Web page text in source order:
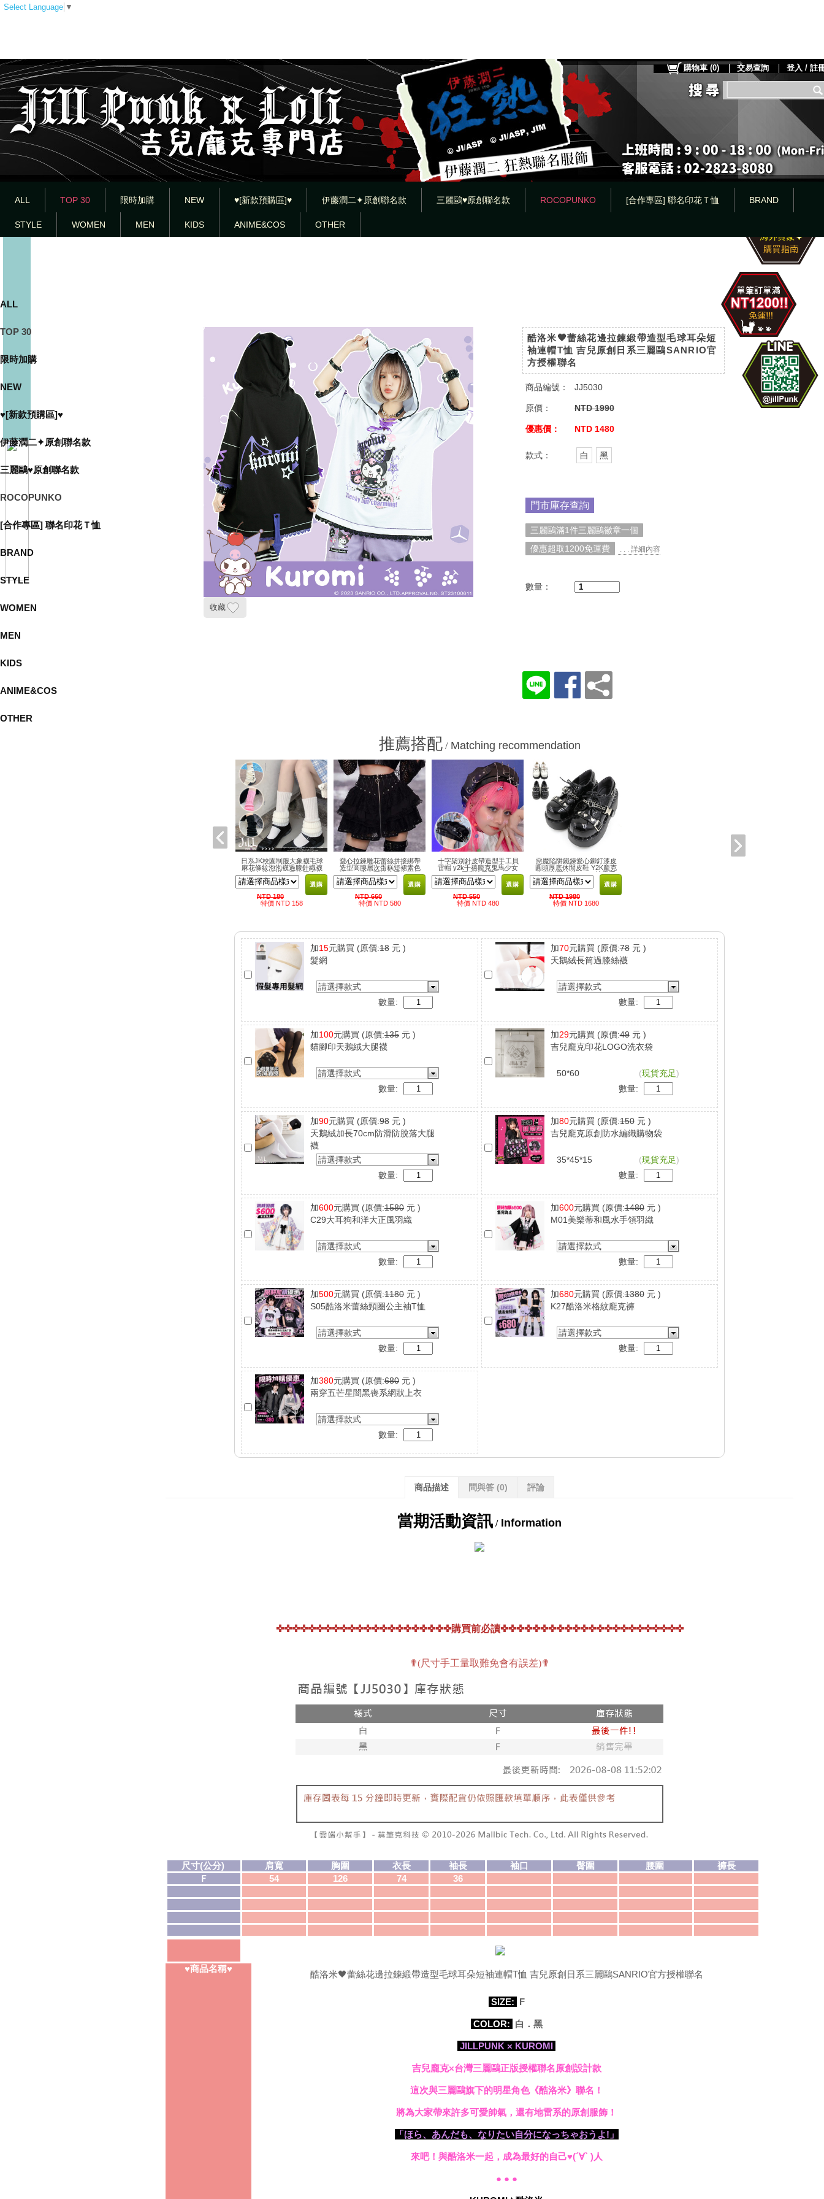
Select Language ▼
ALL TOP 30 限時加購 NEW ♥[新款預購區]♥ 伊藤潤二✦原創聯名款 三麗鷗♥原創聯名款 ROCOPUNKO [合作專區] 聯名印花Ｔ恤 BRAND
STYLE WOMEN MEN KIDS ANIME&COS OTHER
購物車 (0) 交易查詢 登入 / 註
ALL
TOP 30
限時加購
NEW
♥[新款預購區]♥
伊藤潤二✦原創聯名款
三麗鷗♥原創聯名款
ROCOPUNKO
[合作專區] 聯名印花Ｔ恤
BRAND
STYLE
WOMEN
MEN
KIDS
ANIME&COS
OTHER
收藏
酷洛米🖤蕾絲花邊拉鍊緞帶造型毛球耳朵短
袖連帽T恤 吉兒原創日系三麗鷗SANRIO官
方授權聯名
商品編號： JJ5030
原價： NTD 1990
優惠價： NTD 1480
款式： 白 黑
門市庫存查詢
三麗鷗滿1件三麗鷗徽章一個
優惠超取1200免運費
. . . 詳細內容
數量：
推薦搭配/ Matching recommendation
日系JK校園制服大象襪毛球
麻花條紋泡泡襪過膝針織襪
套素色堆堆襪 日韓原宿街
頭軟妹甜美清新少女風Y2K
選購
NTD 180
特價 NTD 158
愛心拉鍊雕花蕾絲拼接綁帶
造型高腰層次蛋糕短裙素色
款 Y2K龐克硬妹暗黑街頭個
性潮流
選購
NTD 660
特價 NTD 580
十字架別針皮帶造型手工貝
雷帽 y2k千禧龐克鬼馬少女
原宿地雷系
選購
NTD 550
特價 NTD 480
惡魔陷阱鐵鍊愛心鉚釘漆皮
圓頭厚底休閒皮鞋 Y2K龐克
街頭樂團搖滾NANA地雷系
選購
NTD 1980
特價 NTD 1680
加15元購買 (原價:18 元 )
髮網
請選擇款式
數量:
加70元購買 (原價:78元 )
天鵝絨長筒過膝絲襪
請選擇款式
數量:
加100元購買 (原價:135 元 )
貓腳印天鵝絨大腿襪
請選擇款式
數量:
加29元購買 (原價:49元 )
吉兒龐克印花LOGO洗衣袋
50*60 (現貨充足)
數量:
加90元購買 (原價:98 元 )
天鵝絨加長70cm防滑防脫落大腿
襪
請選擇款式
數量:
加80元購買 (原價:150元 )
吉兒龐克原創防水編織購物袋
35*45*15 (現貨充足)
數量:
加600元購買 (原價:1580 元 )
C29大耳狗和洋大正風羽織
請選擇款式
數量:
加600元購買 (原價:1480元 )
M01美樂蒂和風水手領羽織
請選擇款式
數量:
加500元購買 (原價:1180 元 )
S05酷洛米蕾絲頸圈公主袖T恤
請選擇款式
數量:
加680元購買 (原價:1380元 )
K27酷洛米格紋龐克褲
請選擇款式
數量:
加380元購買 (原價:680 元 )
兩穿五芒星闇黑喪系網狀上衣
請選擇款式
數量:
商品描述 問與答 (0) 評論